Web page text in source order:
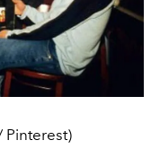
Pinterest)